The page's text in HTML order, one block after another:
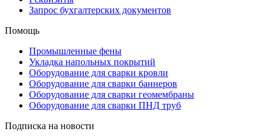
Запрос бухгалтерских документов
Помощь
Промышленные фены
Укладка напольных покрытий
Оборудование для сварки кровли
Оборудование для сварки баннеров
Оборудование для сварки геомембраны
Оборудование для сварки ПНД труб
Подписка на новости